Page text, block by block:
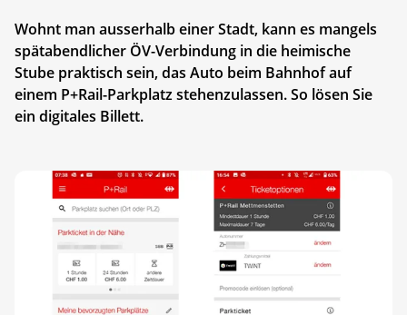
Wohnt man ausserhalb einer Stadt, kann es mangels
spätabendlicher ÖV-Verbindung in die heimische
Stube praktisch sein, das Auto beim Bahnhof auf
einem P+Rail-Parkplatz stehenzulassen. So lösen Sie
ein digitales Billett.